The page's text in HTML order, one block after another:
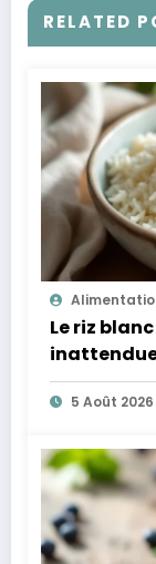
RELATED
Le riz
microbiote
5 Août 2026